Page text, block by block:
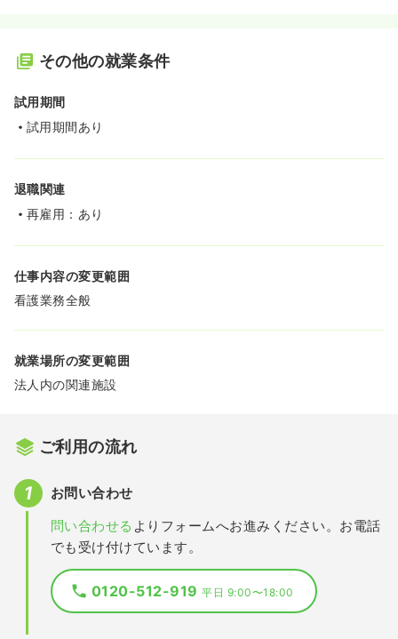
その他の就業条件
試用期間
試用期間あり
退職関連
再雇用：あり
仕事内容の変更範囲
看護業務全般
就業場所の変更範囲
法人内の関連施設
ご利用の流れ
お問い合わせ
問い合わせる よりフォームへお進みください。お電話
でも受け付けています。
0120-512-919平日 9:00〜18:00